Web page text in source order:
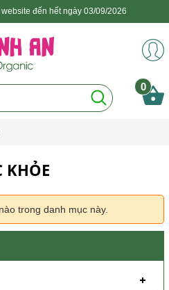
đến hết ngày 03/09/2026
0
KHỎE
trong danh mục này.